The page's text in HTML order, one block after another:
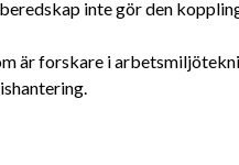
inte gör den
är forskare i